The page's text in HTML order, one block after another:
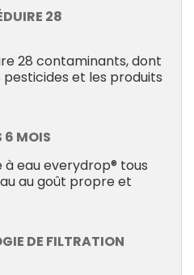
28
28 contaminants, dont
et les produits
6 MOIS
eau everydrop® tous
au goût propre et
DE FILTRATION